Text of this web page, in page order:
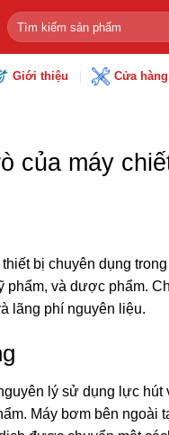
Tìm
kiếm:
Giới thiệu Cửa hàng
của máy
bị chuyên dụng
phẩm, và dược phẩm.
lãng phí nguyên liệu.
lý sử dụng lực
Máy bơm bên ngoài